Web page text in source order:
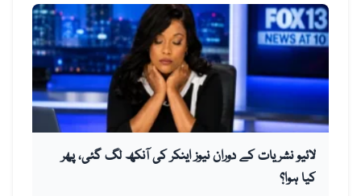
لائیو نشریات کے دوران نیوز اینکر کی آنکھ لگ گئی، پھر
کیا ہوا؟